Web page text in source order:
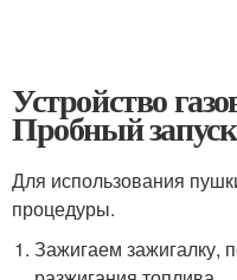
Устройство
Пробный запуск
Для использования
процедуры.
Зажигаем зажигалку,